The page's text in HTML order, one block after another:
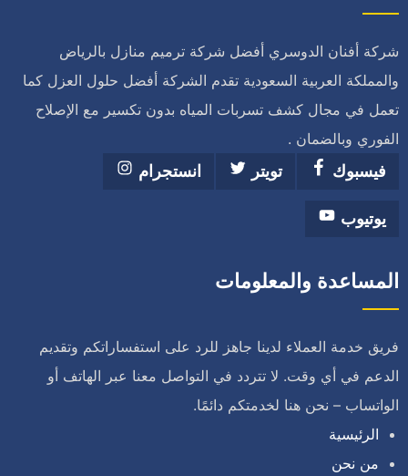
شركة أفنان الدوسري أفضل شركة ترميم منازل بالرياض
والمملكة العربية السعودية تقدم الشركة أفضل حلول العزل كما
تعمل في مجال كشف تسربات المياه بدون تكسير مع الإصلاح
الفوري وبالضمان .
فيسبوك
تويتر انستجرام
يوتيوب
المساعدة والمعلومات
فريق خدمة العملاء لدينا جاهز للرد على استفساراتكم وتقديم
الدعم في أي وقت. لا تتردد في التواصل معنا عبر الهاتف أو
الواتساب – نحن هنا لخدمتكم دائمًا.
الرئيسية
من نحن